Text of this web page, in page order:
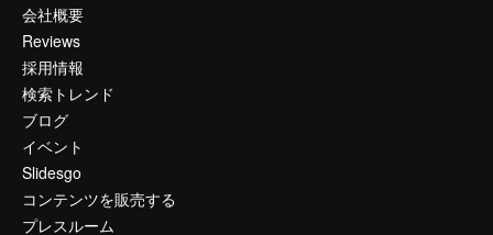
会社概要
Reviews
採用情報
検索トレンド
ブログ
イベント
Slidesgo
コンテンツを販売する
プレスルーム